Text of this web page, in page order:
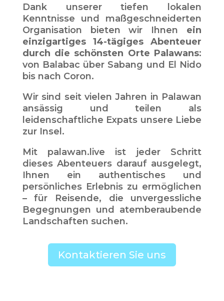
Dank unserer tiefen lokalen
Kenntnisse und maßgeschneiderten
Organisation bieten wir Ihnen ein
einzigartiges 14-tägiges Abenteuer
durch die schönsten Orte Palawans:
von Balabac über Sabang und El Nido
bis nach Coron.
Wir sind seit vielen Jahren in Palawan
ansässig und teilen als
leidenschaftliche Expats unsere Liebe
zur Insel.
Mit palawan.live ist jeder Schritt
dieses Abenteuers darauf ausgelegt,
Ihnen ein authentisches und
persönliches Erlebnis zu ermöglichen
– für Reisende, die unvergessliche
Begegnungen und atemberaubende
Landschaften suchen.
Kontaktieren Sie uns